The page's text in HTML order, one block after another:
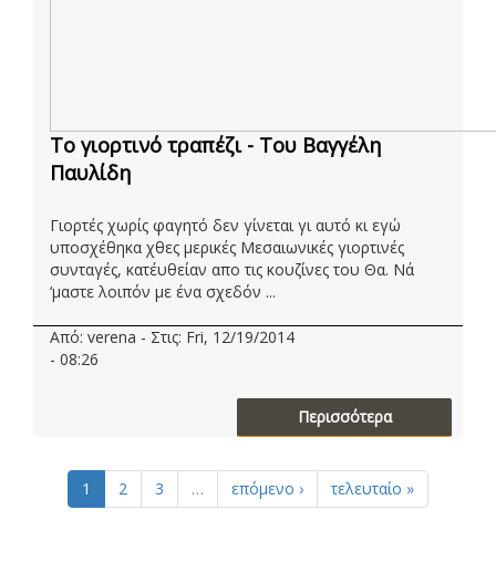
Το γιορτινό τραπέζι - Του Βαγγέλη
Παυλίδη
Γιορτές χωρίς φαγητό δεν γίνεται γι αυτό κι εγώ
υποσχέθηκα χθες μερικές Μεσαιωνικές γιορτινές
συνταγές, κατ΄ευθείαν απο τις κουζίνες του Θα. Νά
‘μαστε λοιπόν με ένα σχεδόν ...
Από: verena - Στις: Fri, 12/19/2014
- 08:26
Περισσότερα
1 2 3 … επόμενο › τελευταίο »